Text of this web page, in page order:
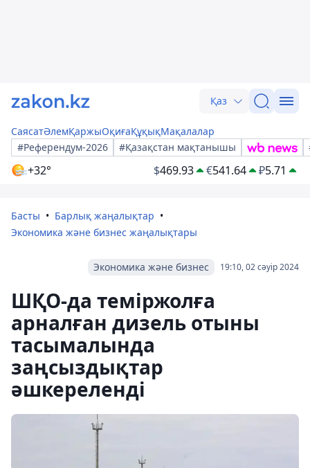
Қаз
СаясатӘлемҚаржыОқиғаҚұқықМақалалар
#Референдум-2026
#Қазақстан мақтанышы
+32° $469.93 €541.64 ₽5.71
Басты
Барлық жаңалықтар
Экономика және бизнес жаңалықтары
19:10, 02 сәуір 2024
Экономика және бизнес
ШҚО-да теміржолға
арналған дизель отыны
тасымалында
заңсыздықтар
әшкереленді